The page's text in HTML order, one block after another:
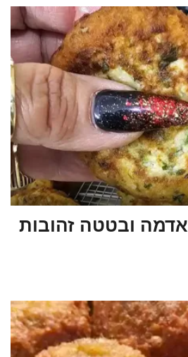
ובטטה זהובות